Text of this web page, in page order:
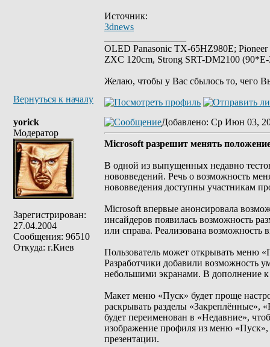
Источник:
3dnews
OLED Panasonic TX-65HZ980E;
ZXC 120cm, Strong SRT-DM2100
Желаю, чтобы у Вас сбылось то, чего
Вернуться к началу
yorick
Модератор
Зарегистрирован:
27.04.2004
Сообщения: 96510
Откуда: г.Киев
Добавлено: Ср Июн 03,
Microsoft разрешит менять
В одной из выпущенных недавно
нововведений. Речь о возможность
нововведения доступны участникам
Microsoft впервые анонсировала
инсайдеров появилась возможность
или справа. Реализована возможность
Пользователь может открывать меню
Разработчики добавили возможность
небольшими экранами. В дополнение
Макет меню «Пуск» будет проще
раскрывать разделы «Закреплённые»,
будет переименован в «Недавние»,
изображение профиля из меню «Пуск»,
презентации.